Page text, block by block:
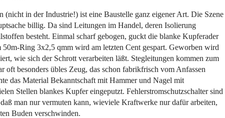
in der Industrie!) ist eine Baustelle ganz eigener Art. Die Szene
billig. Da sind Leitungen im Handel, deren Isolierung
besteht. Einmal scharf gebogen, guckt die blanke Kupferader
50m-Ring 3x2,5 qmm wird am letzten Cent gespart. Geworben wird
wie sich der Schrott verarbeiten läßt. Stegleitungen kommen zum
oft besonders übles Zeug, das schon fabrikfrisch vom Anfassen
das Material Bekanntschaft mit Hammer und Nagel mit
Stellen blankes Kupfer eingeputzt. Fehlerstromschutzschalter sind
man nur vermuten kann, wieviele Kraftwerke nur dafür arbeiten,
Buden verschwinden.